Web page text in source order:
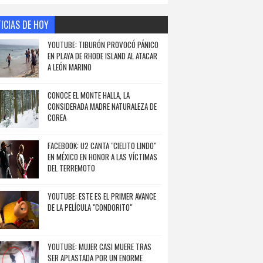
DE HOY
YOUTUBE: TIBURÓN PROVOCÓ PÁNICO
EN PLAYA DE RHODE ISLAND AL ATACAR
A LEÓN MARINO
CONOCE EL MONTE HALLA, LA
CONSIDERADA MADRE NATURALEZA DE
COREA
FACEBOOK: U2 CANTA "CIELITO LINDO"
EN MÉXICO EN HONOR A LAS VÍCTIMAS
DEL TERREMOTO
YOUTUBE: ESTE ES EL PRIMER AVANCE
DE LA PELÍCULA "CONDORITO"
YOUTUBE: MUJER CASI MUERE TRAS
SER APLASTADA POR UN ENORME